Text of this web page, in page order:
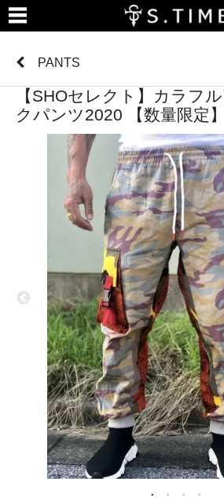
PANTS
【SHOセレクト】カラフ
クパンツ2020 【数量限定】